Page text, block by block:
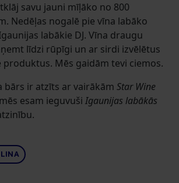
savu jauni mīļāko no 800
Nedēļas nogalē pie vīna labāko
labākie DJ. Vīna draugu
līdzi rūpīgi un ar sirdi izvēlētus
Mēs gaidām tevi ciemos.
bārs ir atzīts ar vairākām Star Wine
esam ieguvuši Igaunijas labākās